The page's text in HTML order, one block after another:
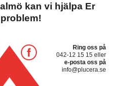
kan vi hjälpa Er
Ring oss på
042-12 15 15eller
e-posta oss på
info@plucera.se